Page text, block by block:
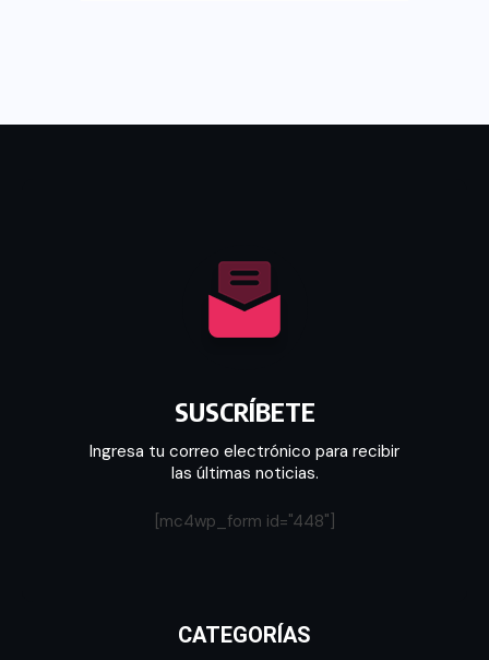
SUSCRÍBETE
Ingresa tu correo electrónico para recibir
las últimas noticias.
[mc4wp_form id="448"]
CATEGORÍAS